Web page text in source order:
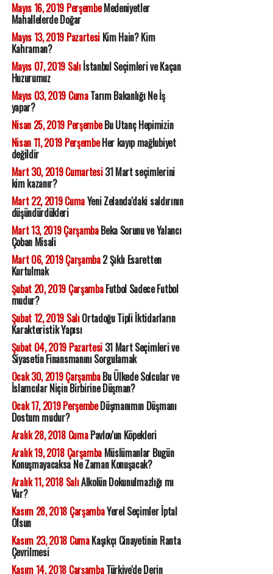
Mayıs 16, 2019 PerşembeMedeniyetler
Mahallelerde Doğar
Mayıs 13, 2019 PazartesiKim Hain? Kim
Kahraman?
Mayıs 07, 2019 Salıİstanbul Seçimleri ve Kaçan
Huzurumuz
Mayıs 03, 2019 CumaTarım Bakanlığı Ne İş
yapar?
Nisan 25, 2019 PerşembeBu Utanç Hepimizin
Nisan 11, 2019 PerşembeHer kayıp mağlubiyet
değildir
Mart 30, 2019 Cumartesi31 Mart seçimlerini
kim kazanır?
Mart 22, 2019 CumaYeni Zelanda'daki saldırının
düşündürdükleri
Mart 13, 2019 ÇarşambaBeka Sorunu ve Yalancı
Çoban Misali
Mart 06, 2019 Çarşamba2 Şıklı Esaretten
Kurtulmak
Şubat 20, 2019 ÇarşambaFutbol Sadece Futbol
mudur?
Şubat 12, 2019 SalıOrtadoğu Tipli İktidarların
Karakteristik Yapısı
Şubat 04, 2019 Pazartesi31 Mart Seçimleri ve
Siyasetin Finansmanını Sorgulamak
Ocak 30, 2019 ÇarşambaBu Ülkede Solcular ve
İslamcılar Niçin Birbirine Düşman?
Ocak 17, 2019 PerşembeDüşmanımın Düşmanı
Dostum mudur?
Aralık 28, 2018 CumaPavlov'un Köpekleri
Aralık 19, 2018 ÇarşambaMüslümanlar Bugün
Konuşmayacaksa Ne Zaman Konuşacak?
Aralık 11, 2018 SalıAlkolün Dokunulmazlığı mı
Var?
Kasım 28, 2018 ÇarşambaYerel Seçimler İptal
Olsun
Kasım 23, 2018 CumaKaşıkçı Cinayetinin Ranta
Çevrilmesi
Kasım 14, 2018 ÇarşambaTürkiye'de Derin